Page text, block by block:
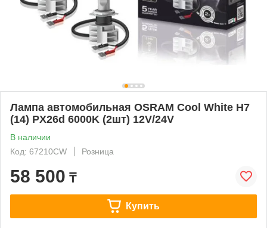
Лампа автомобильная OSRAM Cool White H7
(14) PX26d 6000K (2шт) 12V/24V
В наличии
Код: 67210CW
Розница
58 500 ₸
Купить